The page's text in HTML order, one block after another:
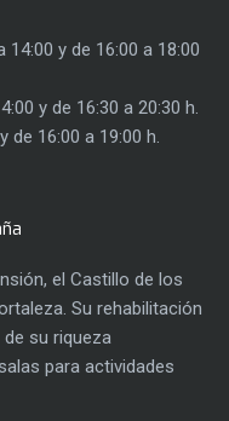
14:00 y de 16:00 a 18:00
y de 16:30 a 20:30 h.
de 16:00 a 19:00 h.
el Castillo de los
Su rehabilitación
su riqueza
para actividades